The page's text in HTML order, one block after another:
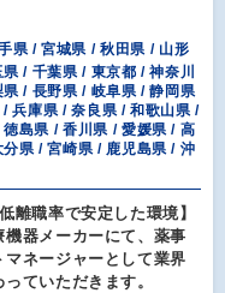
県 / 宮城県 / 秋田県 / 山形
/ 千葉県 / 東京都 / 神奈川
/ 長野県 / 岐阜県 / 静岡県
兵庫県 / 奈良県 / 和歌山県 /
島県 / 香川県 / 愛媛県 / 高
県 / 宮崎県 / 鹿児島県 / 沖
離職率で安定した環境】
器メーカーにて、薬事
ネージャーとして業界
ていただきます。